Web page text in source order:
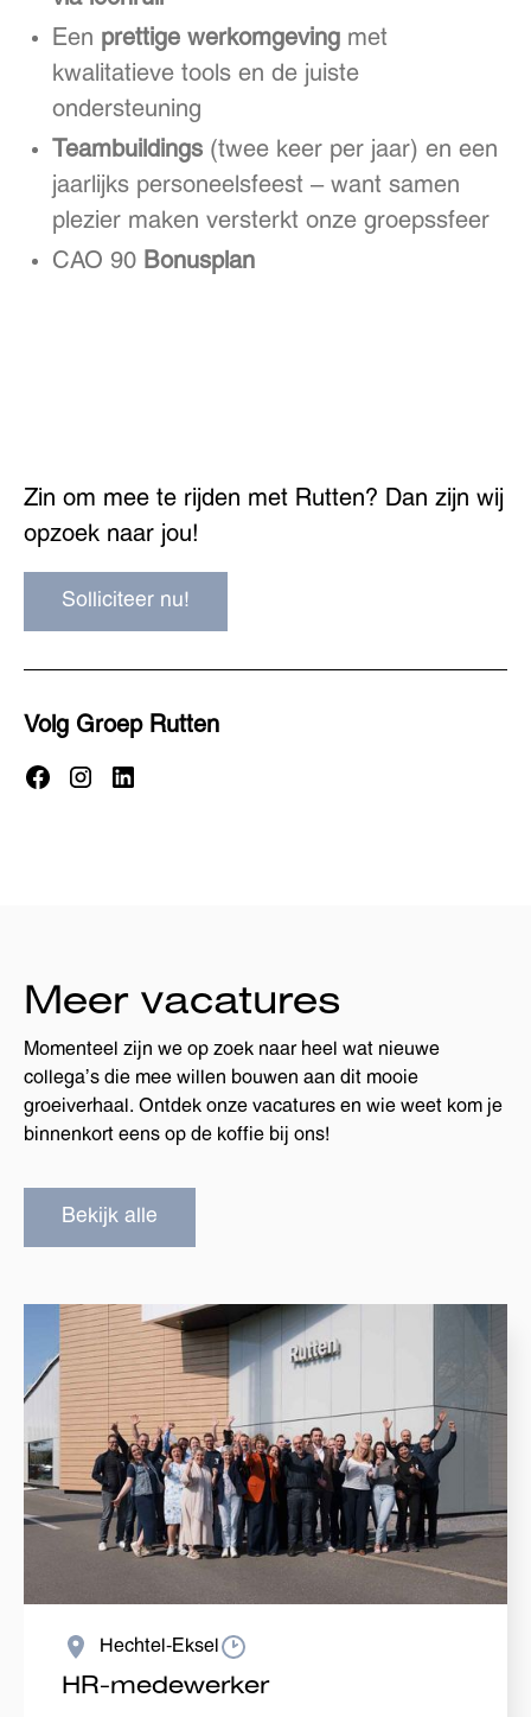
Zin om mee te rijden met Rutten? Dan zijn wij
opzoek naar jou!
Solliciteer nu!
Volg Groep Rutten
Een prettige werkomgeving met
kwalitatieve tools en de juiste
ondersteuning
Teambuildings (twee keer per jaar) en een
jaarlijks personeelsfeest – want samen
plezier maken versterkt onze groepssfeer
CAO 90 Bonusplan
Meer vacatures
Momenteel zijn we op zoek naar heel wat nieuwe
collega’s die mee willen bouwen aan dit mooie
groeiverhaal. Ontdek onze vacatures en wie weet kom je
binnenkort eens op de koffie bij ons!
Bekijk alle
Hechtel-Eksel
HR-medewerker